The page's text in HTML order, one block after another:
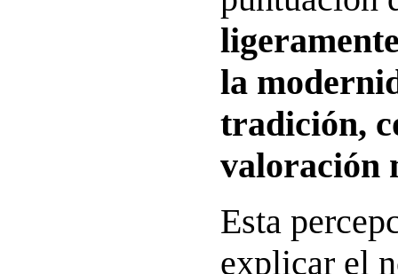
la
tradición,
valoración
Esta
explicar el